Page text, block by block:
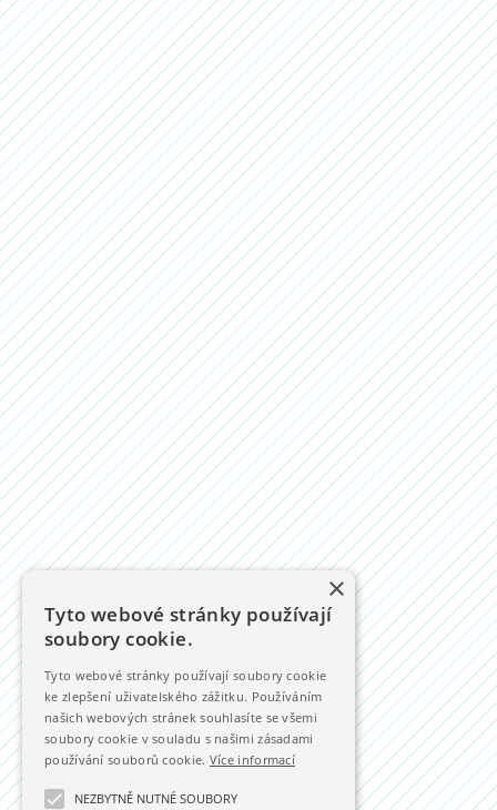
×
Tyto webové stránky používají
soubory cookie.
Tyto webové stránky používají soubory cookie
ke zlepšení uživatelského zážitku. Používáním
našich webových stránek souhlasíte se všemi
soubory cookie v souladu s našimi zásadami
používání souborů cookie. Více informací
NEZBYTNĚ NUTNÉ SOUBORY